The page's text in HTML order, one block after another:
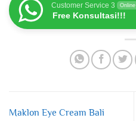
Customer Service 3 Online
Free Konsultasi!!!
Maklon Eye Cream Bali